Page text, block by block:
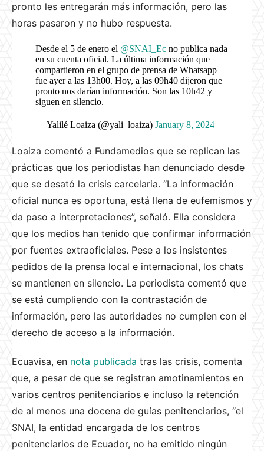
pronto les entregarán más información, pero las
horas pasaron y no hubo respuesta.
Desde el 5 de enero el @SNAI_Ec no publica nada
en su cuenta oficial. La última información que
compartieron en el grupo de prensa de Whatsapp
fue ayer a las 13h00. Hoy, a las 09h40 dijeron que
pronto nos darían información. Son las 10h42 y
siguen en silencio.
— Yalilé Loaiza (@yali_loaiza) January 8, 2024
Loaiza comentó a Fundamedios que se replican las
prácticas que los periodistas han denunciado desde
que se desató la crisis carcelaria. “La información
oficial nunca es oportuna, está llena de eufemismos y
da paso a interpretaciones”, señaló. Ella considera
que los medios han tenido que confirmar información
por fuentes extraoficiales. Pese a los insistentes
pedidos de la prensa local e internacional, los chats
se mantienen en silencio. La periodista comentó que
se está cumpliendo con la contrastación de
información, pero las autoridades no cumplen con el
derecho de acceso a la información.
Ecuavisa, en nota publicada tras las crisis, comenta
que, a pesar de que se registran amotinamientos en
varios centros penitenciarios e incluso la retención
de al menos una docena de guías penitenciarios, “el
SNAI, la entidad encargada de los centros
penitenciarios de Ecuador, no ha emitido ningún